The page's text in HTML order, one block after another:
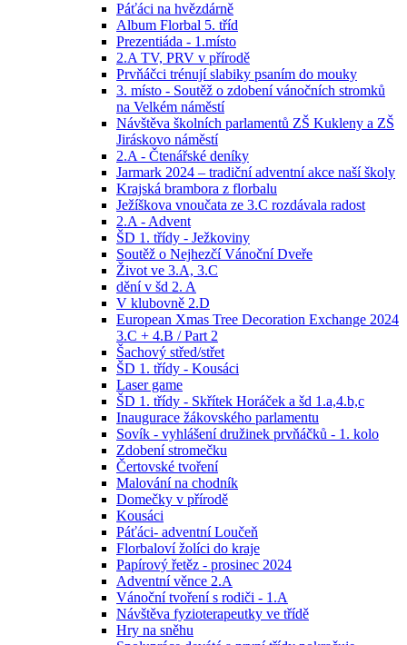
Páťáci na hvězdárně
Album Florbal 5. tříd
Prezentiáda - 1.místo
2.A TV, PRV v přírodě
Prvňáčci trénují slabiky psaním do mouky
3. místo - Soutěž o zdobení vánočních stromků
na Velkém náměstí
Návštěva školních parlamentů ZŠ Kukleny a ZŠ
Jiráskovo náměstí
2.A - Čtenářské deníky
Jarmark 2024 – tradiční adventní akce naší školy
Krajská brambora z florbalu
Ježíškova vnoučata ze 3.C rozdávala radost
2.A - Advent
ŠD 1. třídy - Ježkoviny
Soutěž o Nejhezčí Vánoční Dveře
Život ve 3.A, 3.C
dění v šd 2. A
V klubovně 2.D
European Xmas Tree Decoration Exchange 2024
3.C + 4.B / Part 2
Šachový střed/střet
ŠD 1. třídy - Kousáci
Laser game
ŠD 1. třídy - Skřítek Horáček a šd 1.a,4.b,c
Inaugurace žákovského parlamentu
Sovík - vyhlášení družinek prvňáčků - 1. kolo
Zdobení stromečku
Čertovské tvoření
Malování na chodník
Domečky v přírodě
Kousáci
Páťáci- adventní Loučeň
Florbaloví žolíci do kraje
Papírový řetěz - prosinec 2024
Adventní věnce 2.A
Vánoční tvoření s rodiči - 1.A
Návštěva fyzioterapeutky ve třídě
Hry na sněhu